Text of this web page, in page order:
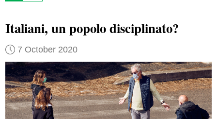
Italiani, un popolo disciplinato?
7 October 2020